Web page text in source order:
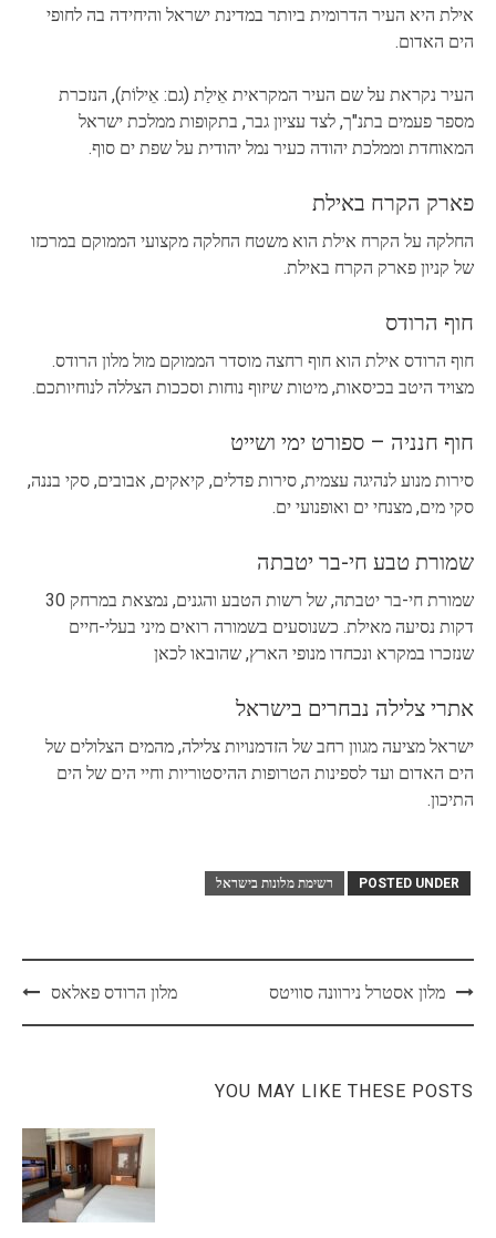
אילת היא העיר הדרומית ביותר במדינת ישראל והיחידה בה לחופי
הים האדום.
העיר נקראת על שם העיר המקראית אֵילַת (גם: אֵילוֹת), הנזכרת
מספר פעמים בתנ"ך, לצד עציון גבר, בתקופות ממלכת ישראל
המאוחדת וממלכת יהודה כעיר נמל יהודית על שפת ים סוף.
פארק הקרח באילת
החלקה על הקרח אילת הוא משטח החלקה מקצועי הממוקם במרכזו
של קניון פארק הקרח באילת.
חוף הרודס
חוף הרודס אילת הוא חוף רחצה מוסדר הממוקם מול מלון הרודס.
מצויד היטב בכיסאות, מיטות שיזוף נוחות וסככות הצללה לנוחיותכם.
חוף חנניה – ספורט ימי ושייט
סירות מנוע לנהיגה עצמית, סירות פדלים, קיאקים, אבובים, סקי בננה,
סקי מים, מצנחי ים ואופנועי ים.
שמורת טבע חי-בר יטבתה
שמורת חי-בר יטבתה, של רשות הטבע והגנים, נמצאת במרחק 30
דקות נסיעה מאילת. כשנוסעים בשמורה רואים מיני בעלי-חיים
שנזכרו במקרא ונכחדו מנופי הארץ, שהובאו לכאן
אתרי צלילה נבחרים בישראל
ישראל מציעה מגוון רחב של הזדמנויות צלילה, מהמים הצלולים של
הים האדום ועד לספינות הטרופות ההיסטוריות וחיי הים של הים
התיכון.
POSTED UNDER רשימת מלונות בישראל
Postמלון אסטרל נירוונה סוויטס מלון הרודס פאלאס
YOU MAY LIKE THESE POSTS